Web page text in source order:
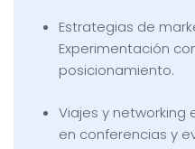
Estrategias de
Experimentación
posicionamiento.
Viajes y networking
en conferencias y